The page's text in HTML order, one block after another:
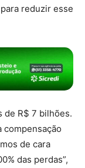
reduzir esse
de R$ 7 bilhões.
compensação
de cara
das perdas”,